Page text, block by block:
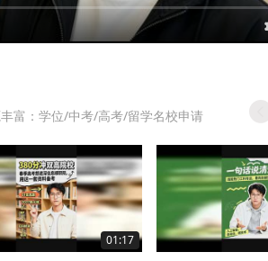
富：学位/中考/高考/留学名校申请
01:17